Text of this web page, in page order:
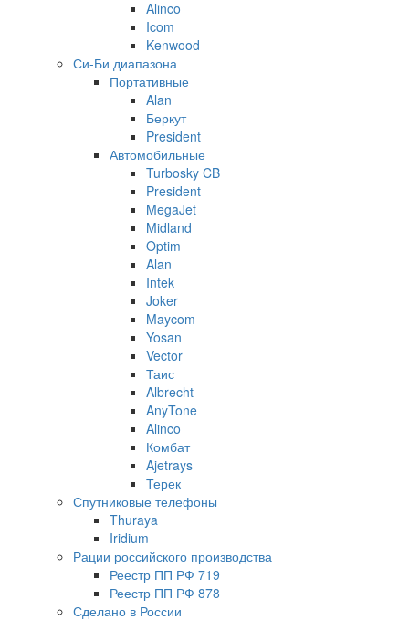
Alinco
Icom
Kenwood
Си-Би диапазона
Портативные
Alan
Беркут
President
Автомобильные
Turbosky CB
President
MegaJet
Midland
Optim
Alan
Intek
Joker
Maycom
Yosan
Vector
Таис
Albrecht
AnyTone
Alinco
Комбат
Ajetrays
Терек
Спутниковые телефоны
Thuraya
Iridium
Рации российского производства
Реестр ПП РФ 719
Реестр ПП РФ 878
Сделано в России